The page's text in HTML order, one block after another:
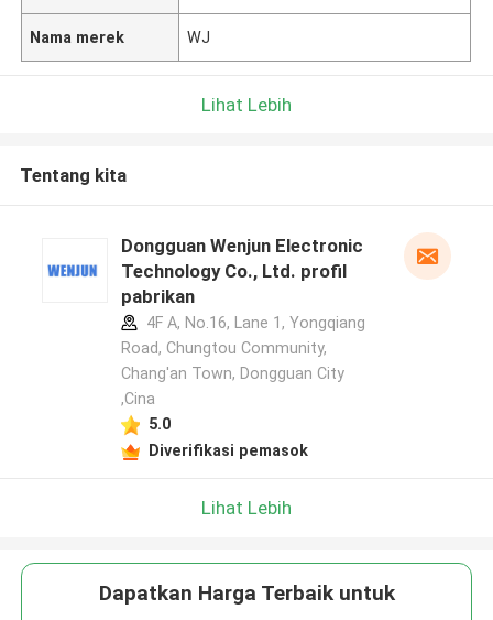
Nama merek WJ
Lihat Lebih
Tentang kita
Dongguan Wenjun Electronic
Technology Co., Ltd. profil
pabrikan
4F A, No.16, Lane 1, Yongqiang
Road, Chungtou Community,
Chang'an Town, Dongguan City
,Cina
5.0
Diverifikasi pemasok
Lihat Lebih
Dapatkan Harga Terbaik untuk